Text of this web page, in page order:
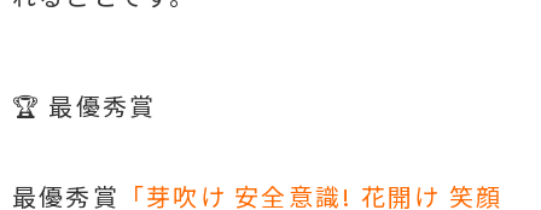
🏆 最優秀賞
最優秀賞 「芽吹け 安全意識! 花開け 笑顔